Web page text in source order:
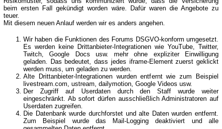
beim ersten Fall gekündigt worden wäre. Dafür waren die Angebote zu
teuer.
Mit diesem neuen Anlauf werden wir es anders angehen.
Wir haben die Funktionen des Forums DSGVO-konform umgesetzt.
Es werden keine Drittanbieter-Integrationen wie YouTube, Twitter,
Twitch, Google Docs usw. mehr ohne expliziter Einwilligung
geladen. Das bedeutet, dass jedes iframe-Element zuerst geklickt
werden muss, um geladen zu werden.
Alte Drittanbieter-Integrationen wurden entfernt wie zum Beispiel
livestream.com, ustream, dailymotion, Google Videos usw.
Der Zugriff auf Userdaten durch den Staff wurde weiter
eingeschränkt. Ab sofort dürfen ausschließlich Administratoren auf
Userdaten zugreifen.
Die Datenbank wurde durchforstet und alte Daten wurden entfernt.
Zum Beispiel wurde das Mail-Logging deaktiviert und alle